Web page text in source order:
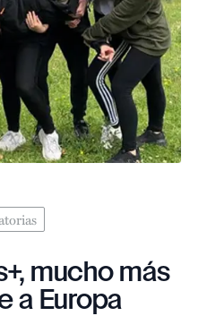
mucho más
a Europa